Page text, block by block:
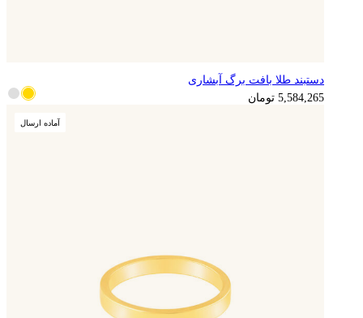
دستبند طلا بافت برگ آبشاری
5,584,265 تومان
آماده ارسال